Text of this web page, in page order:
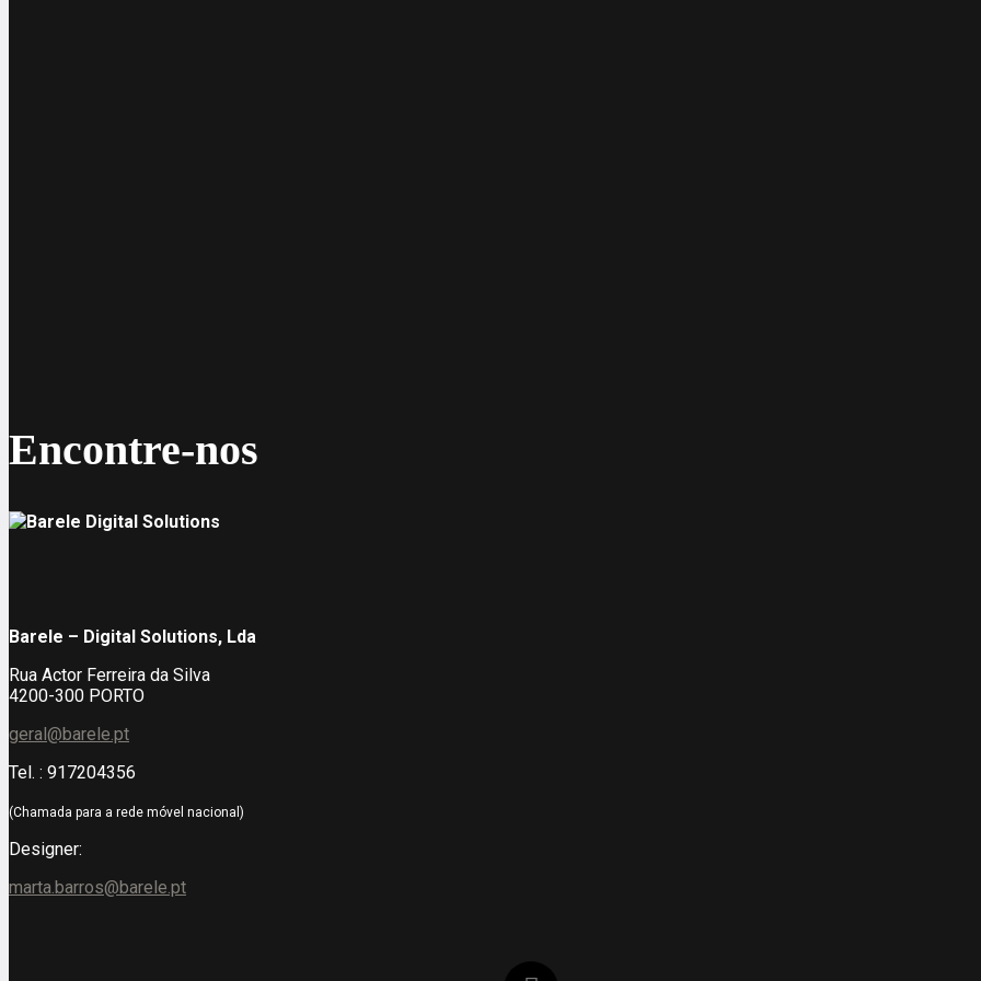
Encontre-nos
Barele – Digital Solutions, Lda
Rua Actor Ferreira da Silva
4200-300 PORTO
geral@barele.pt
Tel. : 917204356
(Chamada para a rede móvel nacional)
Designer:
marta.barros@barele.pt